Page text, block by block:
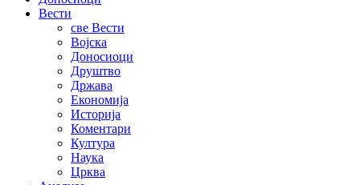
Вести
све Вести
Војска
Доносиоци
Друштво
Држава
Економија
Историја
Коментари
Култура
Наука
Црква